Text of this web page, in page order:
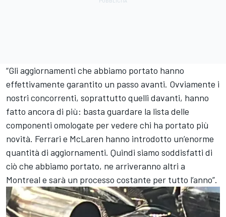
“Gli aggiornamenti che abbiamo portato hanno
effettivamente garantito un passo avanti. Ovviamente i
nostri concorrenti, soprattutto quelli davanti, hanno
fatto ancora di più: basta guardare la lista delle
componenti omologate per vedere chi ha portato più
novità. Ferrari e McLaren hanno introdotto un’enorme
quantità di aggiornamenti. Quindi siamo soddisfatti di
ciò che abbiamo portato, ne arriveranno altri a
Montreal e sarà un processo costante per tutto l’anno”.